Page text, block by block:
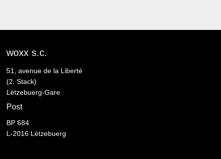
woxx s.c.
51, avenue de la Liberté
(2. Stack)
Lëtzebuerg-Gare
Post
BP 684
L-2016 Lëtzebuerg